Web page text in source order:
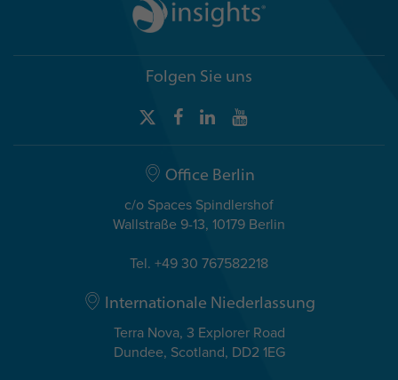
Folgen Sie uns
Office Berlin
c/o Spaces Spindlershof
Wallstraße 9-13, 10179 Berlin
Tel. +49 30 767582218
Internationale Niederlassung
Terra Nova, 3 Explorer Road
Dundee, Scotland, DD2 1EG